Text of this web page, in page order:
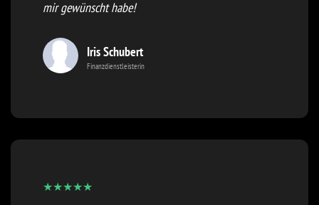
mir gewünscht habe!
Iris Schubert
Finanzdienstleisterin
★★★★★